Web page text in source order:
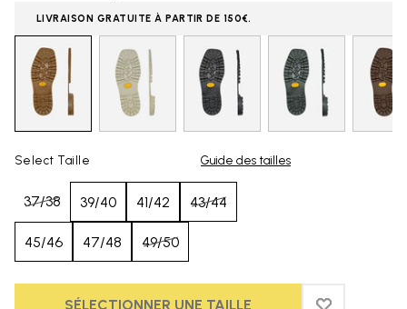
LIVRAISON GRATUITE À PARTIR DE 150€.
Select Taille Guide des tailles
37/38 39/40 41/42 43/44
45/46 47/48 49/50
SÉLECTIONNER UNE TAILLE ADD TO